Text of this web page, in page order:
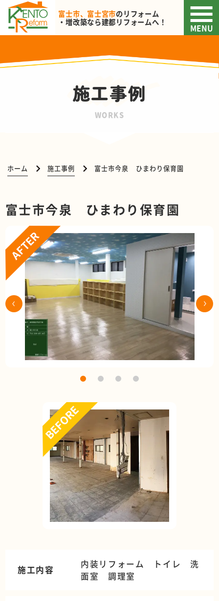
富士市、富士宮市のリフォーム
・増改築なら建都リフォームへ！
MENU
施工事例
WORKS
ホーム 施工事例 富士市今泉 ひまわり保育園
富士市今泉 ひまわり保育園
施工内容
内装リフォーム トイレ 洗
面室 調理室